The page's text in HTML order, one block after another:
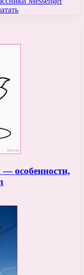
особенности,